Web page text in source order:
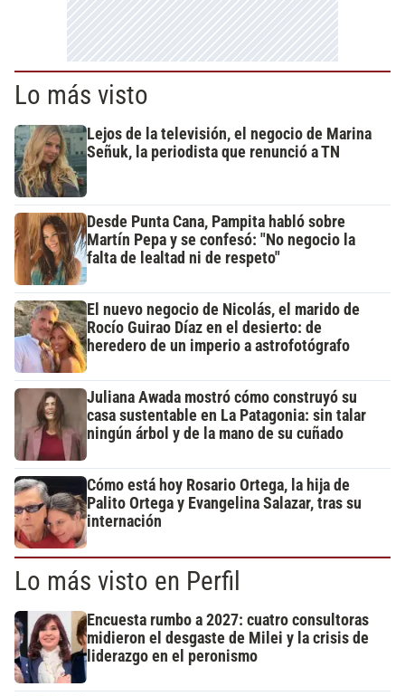
Lo más visto
Lejos de la televisión, el negocio de Marina
Señuk, la periodista que renunció a TN
Desde Punta Cana, Pampita habló sobre
Martín Pepa y se confesó: "No negocio la
falta de lealtad ni de respeto"
El nuevo negocio de Nicolás, el marido de
Rocío Guirao Díaz en el desierto: de
heredero de un imperio a astrofotógrafo
Juliana Awada mostró cómo construyó su
casa sustentable en La Patagonia: sin talar
ningún árbol y de la mano de su cuñado
Cómo está hoy Rosario Ortega, la hija de
Palito Ortega y Evangelina Salazar, tras su
internación
Lo más visto en Perfil
Encuesta rumbo a 2027: cuatro consultoras
midieron el desgaste de Milei y la crisis de
liderazgo en el peronismo